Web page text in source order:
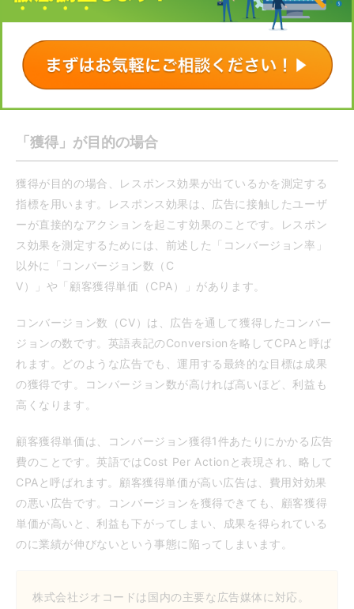
す。英語でCost Per Clickで、略してCPCと呼ばれます。費
用対効果の高いWeb広告運用を行うためには、クリック単価
を抑えることが重要です。クリック単価が低ければ、同じ広
告費でもより多くのユーザーをサイトに誘導できます。クリ
「獲得」が目的の場合
獲得が目的の場合、レスポンス効果が出ているかを測定する
指標を用います。レスポンス効果は、広告に接触したユーザ
ーが直接的なアクションを起こす効果のことです。レスポン
ス効果を測定するためには、前述した「コンバージョン率」
以外に「コンバージョン数（C
V）」や「顧客獲得単価（CPA）」があります。
コンバージョン数（CV）は、広告を通して獲得したコンバー
ジョンの数です。英語表記のConversionを略してCPAと呼ば
れます。どのような広告でも、運用する最終的な目標は成果
の獲得です。コンバージョン数が高ければ高いほど、利益も
高くなります。
顧客獲得単価は、コンバージョン獲得1件あたりにかかる広告
費のことです。英語ではCost Per Actionと表現され、略して
CPAと呼ばれます。顧客獲得単価が高い広告は、費用対効果
の悪い広告です。コンバージョンを獲得できても、顧客獲得
単価が高いと、利益も下がってしまい、成果を得られている
のに業績が伸びないという事態に陥ってしまいます。
株式会社ジオコードは国内の主要な広告媒体に対応。